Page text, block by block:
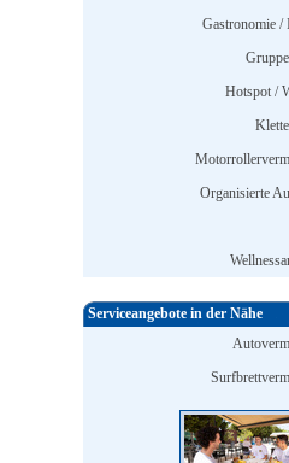
Gastronomie /
Hotspot /
Organisierte
Serviceangebote in der Nähe